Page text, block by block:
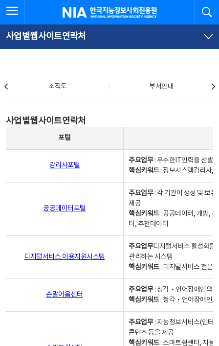
문
로
가
체
뉴
바
가
한국지능정보사회진흥원
사업별웹사이트연락처
조직도 부서안내
사업별웹사이트연락처
포털
감리사포털
주요업무: 우수한IT인력을 선발
핵심키워드: 정보시스템감리사,
공공데이터포털
주요업무: 각 기관이 생성 및 보
제공
핵심키워드: 공공데이터, 개방,
터, 추천데이터
디지털서비스 이용지원시스템
주요업무디지털서비스 활성화를
관리하는 시스템
핵심키워드: 디지털서비스 전문
손말이음센터
주요업무: 청각‧언어장애인의
핵심키워드: 청각‧언어장애인,
주요업무: 지능정보서비스(인터
콘텐츠 등을 제공
핵심키워드: 스마트쉼센터, 지능